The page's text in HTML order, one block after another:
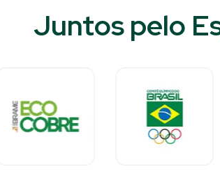
Juntos pelo